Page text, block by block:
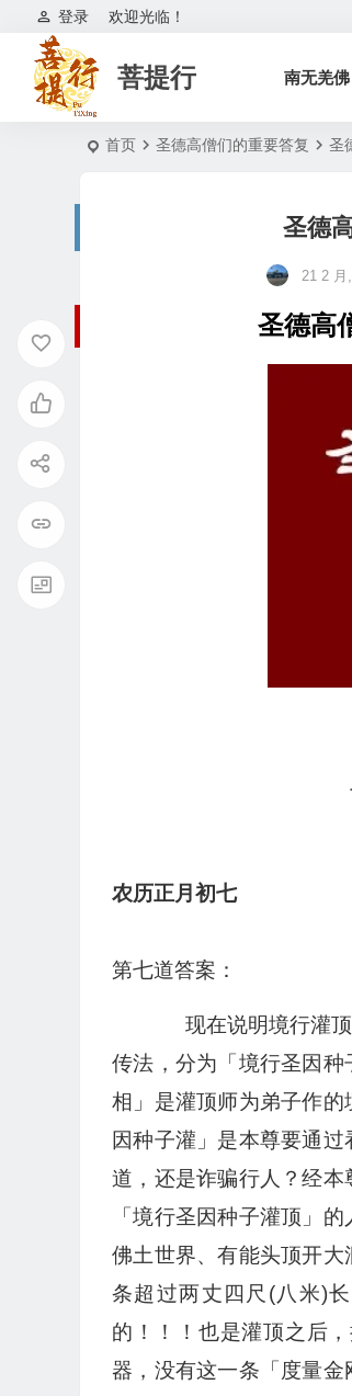
欢迎光临！
登录
菩提行 南无羌佛
首页 圣德高僧们的重要答复 圣
圣德
21 2 月
圣德高
世
农历正月初七
第七道答案：
现在说明境行灌顶
传法，分为「境行圣因
相」是灌顶师为弟子作
因种子灌」是本尊要通
道，还是诈骗行人？经
「境行圣因种子灌顶」
佛土世界、有能头顶开
条超过两丈四尺(八米)
的！！！也是灌顶之后
器，没有这一条「度量